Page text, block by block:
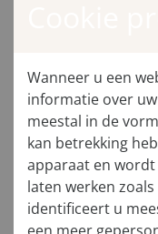
concrete
vanuit alle
Wanneer u een
informatie over
meestal in de
kan betrekking
apparaat en
laten werken
identificeert u